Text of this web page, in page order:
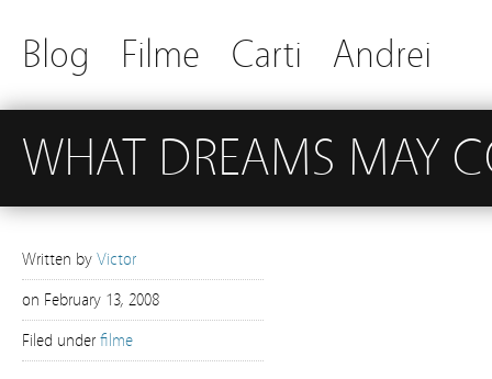
Blog Filme Carti Andrei
WHAT DREAMS MAY
Written by Victor
on February 13, 2008
Filed under filme